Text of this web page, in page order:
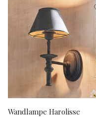
Wandlampe Harolisse